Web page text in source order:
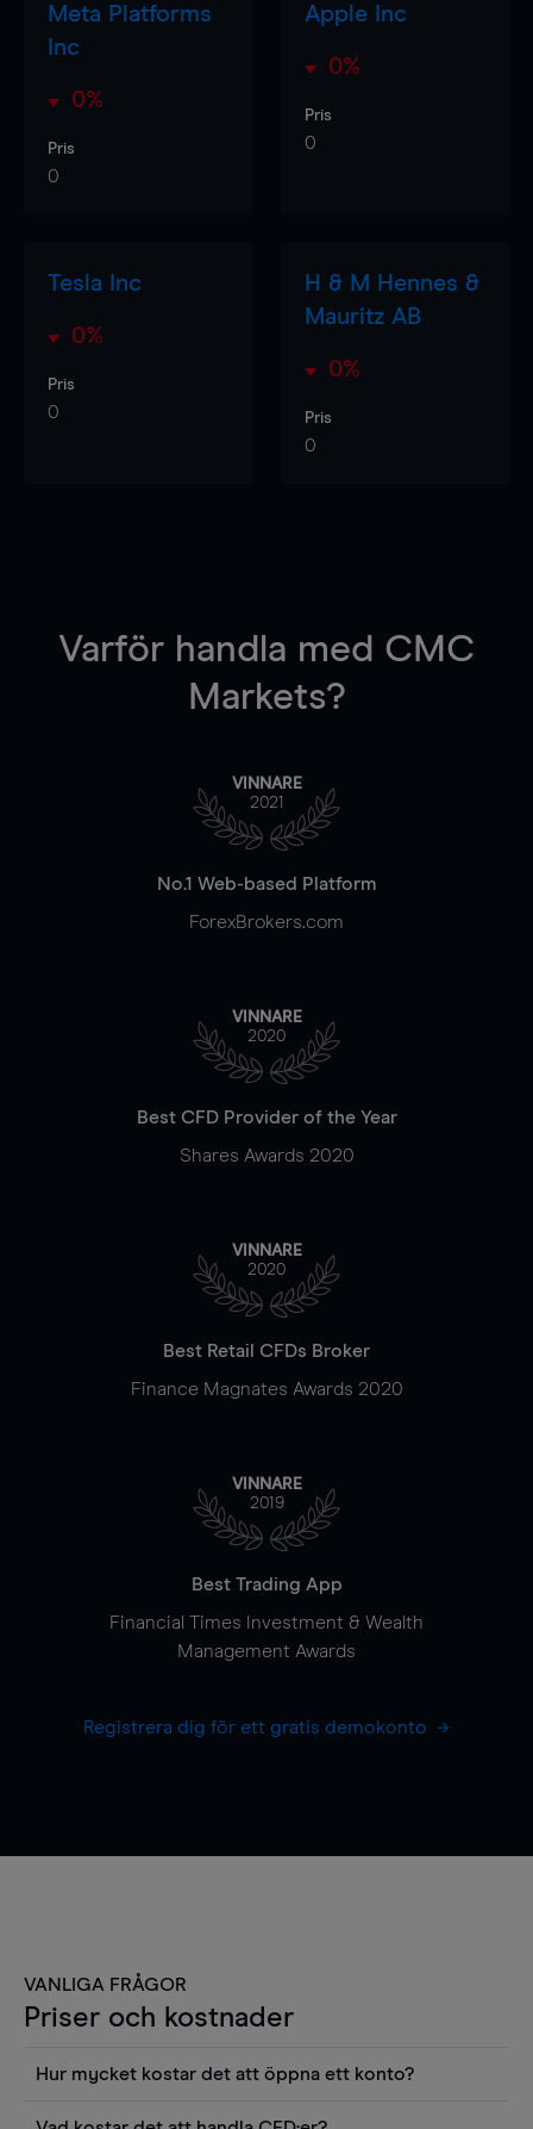
Meta Platforms
Inc
0%
Pris
0
Apple Inc
0%
Pris
0
Tesla Inc
0%
Pris
0
H & M Hennes &
Mauritz AB
0%
Pris
0
Varför handla med CMC
Markets?
VINNARE
2021
No.1 Web-based Platform
ForexBrokers.com
VINNARE
2020
Best CFD Provider of the Year
Shares Awards 2020
VINNARE
2020
Best Retail CFDs Broker
Finance Magnates Awards 2020
VINNARE
2019
Best Trading App
Financial Times Investment & Wealth
Management Awards
Registrera dig för ett gratis demokonto
VANLIGA FRÅGOR
Priser och kostnader
Hur mycket kostar det att öppna ett konto?